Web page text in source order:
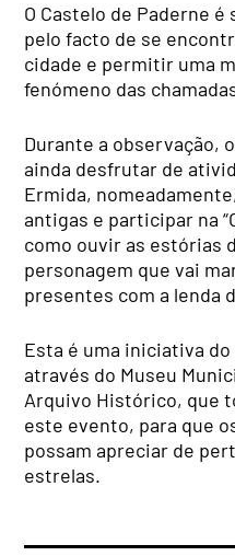
O Castelo de Paderne
pelo facto de se
cidade e permitir uma
fenómeno das
Durante a observação,
ainda desfrutar de
Ermida,
antigas e participar na
como ouvir as estórias
personagem que vai
presentes com a lenda
Esta é uma iniciativa
através do Museu
Arquivo Histórico, que
este evento, para que
possam apreciar de
estrelas.